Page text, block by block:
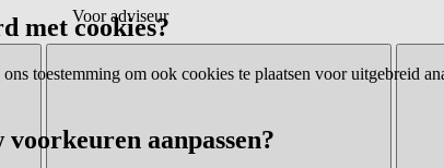
Voor adviseur
met cookies?
toestemming om ook cookies te plaatsen voor uitgebreid
voorkeuren aanpassen?